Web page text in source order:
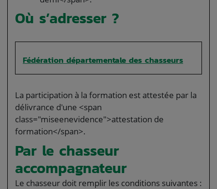
Où s’adresser ?
Fédération départementale des chasseurs
La participation à la formation est attestée par la
délivrance d'une <span
class="miseenevidence">attestation de
formation</span>.
Par le chasseur
accompagnateur
Le chasseur doit remplir les conditions suivantes :